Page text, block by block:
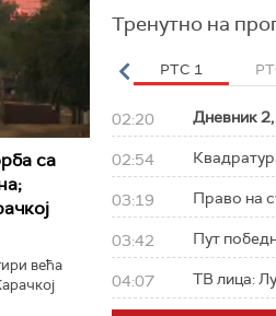
са
већа
Тренутно на
РТС 1
02:20 Дневник 2,
02:54
03:19 Право на
03:42 Пут
04:07 ТВ лица: